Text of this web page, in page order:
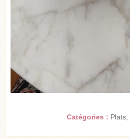
Catégories : Plats,